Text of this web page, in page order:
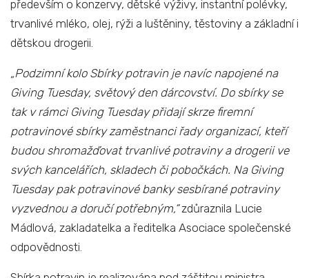
především o konzervy, dětské výživy, instantní polévky,
trvanlivé mléko, olej, rýži a luštěniny, těstoviny a základní i
dětskou drogerii.
„Podzimní kolo Sbírky potravin je navíc napojené na
Giving Tuesday, světový den dárcovství. Do sbírky se
tak v rámci Giving Tuesday přidají skrze firemní
potravinové sbírky zaměstnanci řady organizací, kteří
budou shromažďovat trvanlivé potraviny a drogerii ve
svých kancelářích, skladech či pobočkách. Na Giving
Tuesday pak potravinové banky sesbírané potraviny
vyzvednou a doručí potřebným,“zdůraznila Lucie
Mádlová, zakladatelka a ředitelka Asociace společenské
odpovědnosti.